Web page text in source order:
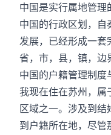
中国是实行属地管理
中国的行政区划，
发展，已经形成一套
省，市，县，镇，边
中国的户籍管理制度
我现在住在苏州，属
区域之一。涉及到
到户籍所在地，尽管